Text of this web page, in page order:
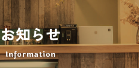
お知らせ
Information